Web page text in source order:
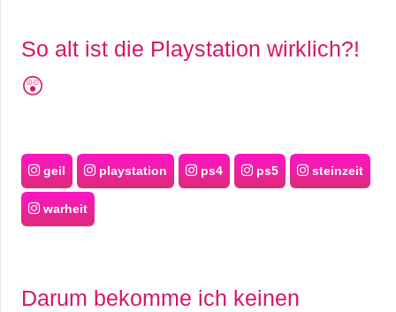
So alt ist die Playstation wirklich?!
😲
geil playstation ps4 ps5 steinzeit
warheit
Darum bekomme ich keinen